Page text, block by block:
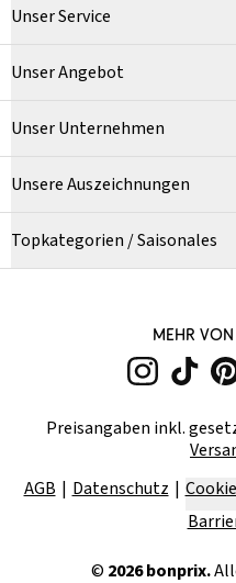
Unser Service
Unser Angebot
Unser Unternehmen
Unsere Auszeichnungen
Topkategorien / Saisonales
MEHR
Preisangaben inkl.
AGB
Datenschutz
© 2026bonprix.